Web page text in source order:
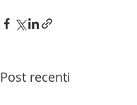
Post recenti